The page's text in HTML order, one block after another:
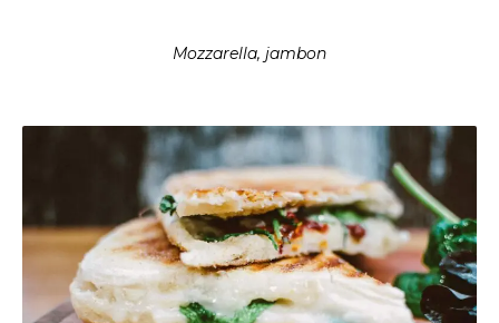
Mozzarella, jambon